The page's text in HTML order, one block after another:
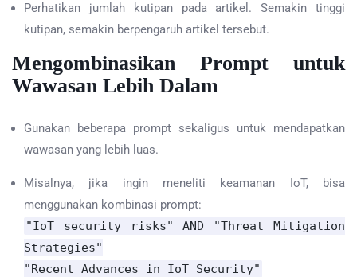
Perhatikan jumlah kutipan pada artikel. Semakin tinggi
kutipan, semakin berpengaruh artikel tersebut.
Mengombinasikan Prompt untuk
Wawasan Lebih Dalam
Gunakan beberapa prompt sekaligus untuk mendapatkan
wawasan yang lebih luas.
Misalnya, jika ingin meneliti keamanan IoT, bisa
menggunakan kombinasi prompt:
"IoT security risks" AND "Threat Mitigation
Strategies"
"Recent Advances in IoT Security"